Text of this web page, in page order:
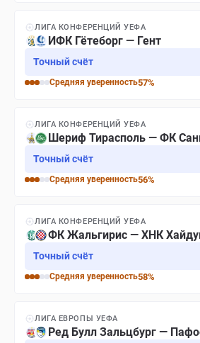
ЛИГА КОНФЕРЕНЦИЙ УЕФА
ИФК Гётеборг — Гент
Точный счёт
Средняя уверенность57%
ЛИГА КОНФЕРЕНЦИЙ УЕФА
Шериф Тирасполь — ФК
Точный счёт
Средняя уверенность56%
ЛИГА КОНФЕРЕНЦИЙ УЕФА
ФК Жальгирис — ХНК
Точный счёт
Средняя уверенность58%
ЛИГА ЕВРОПЫ УЕФА
Ред Булл Зальцбург —